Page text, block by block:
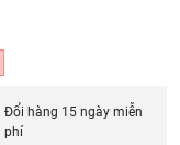
Đổi hàng 15 ngày miễn
phí